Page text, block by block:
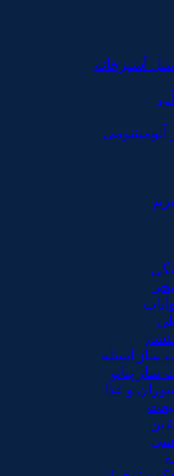
آشپزخانه
ساز استله
پیانو
و غذا